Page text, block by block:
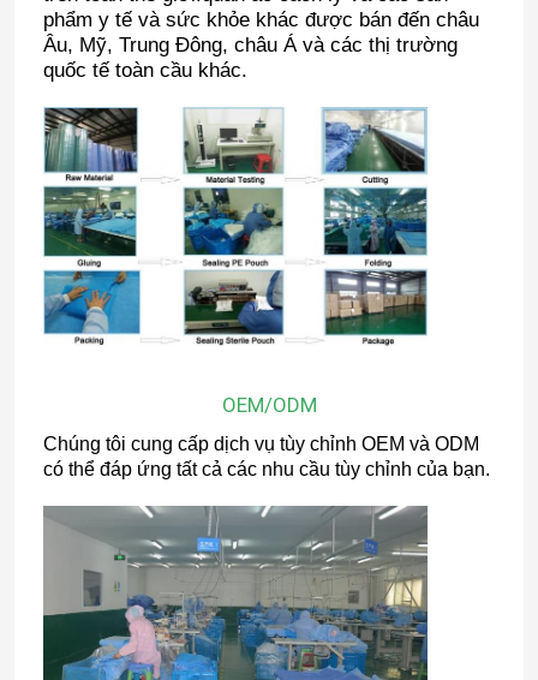
phẩm y tế và sức khỏe khác được bán đến châu
Âu, Mỹ, Trung Đông, châu Á và các thị trường
quốc tế toàn cầu khác.
OEM/ODM
Chúng tôi cung cấp dịch vụ tùy chỉnh OEM và ODM
có thể đáp ứng tất cả các nhu cầu tùy chỉnh của bạn.